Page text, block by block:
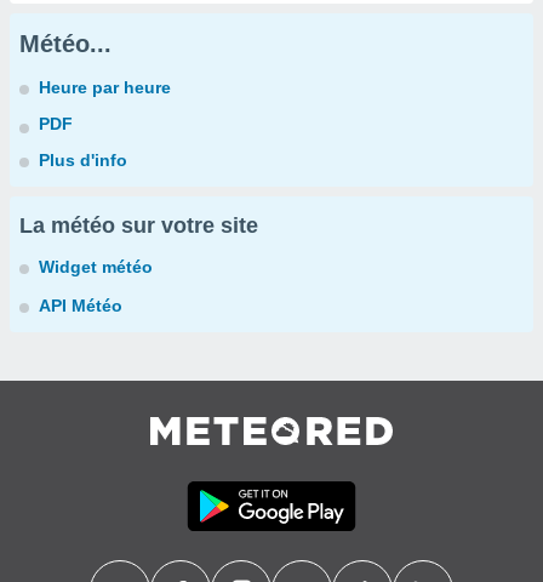
Météo...
Heure par heure
PDF
Plus d'info
La météo sur votre site
Widget météo
API Météo